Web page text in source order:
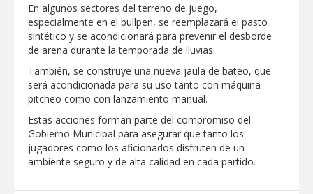
ganaderos consolidan proyecto “Carne
Tam
GOBIERNO MUNICIPAL INVITA A
CAMPAÑA DE TAMIZAJE AUDITIVO
GRATUITO PARA RECIÉN NACIDOS EN
CLÍNICA UNE NUEVA ERA
Entregó Carlos Peña Ortiz apoyos de
"Mamá Luchona", acompañado por la
Senadora Maki Esther Ortiz Domínguez
Intensificó Municipio programa de
bacheo en cuatro colonias de Reynosa
En algunos sectores del terreno de juego,
especialmente en el bullpen, se reemplazará el pasto
sintético y se acondicionará para prevenir el desborde
de arena durante la temporada de lluvias.
También, se construye una nueva jaula de bateo, que
será acondicionada para su uso tanto con máquina
pitcheo como con lanzamiento manual.
Estas acciones forman parte del compromiso del
Gobierno Municipal para asegurar que tanto los
jugadores como los aficionados disfruten de un
ambiente seguro y de alta calidad en cada partido.